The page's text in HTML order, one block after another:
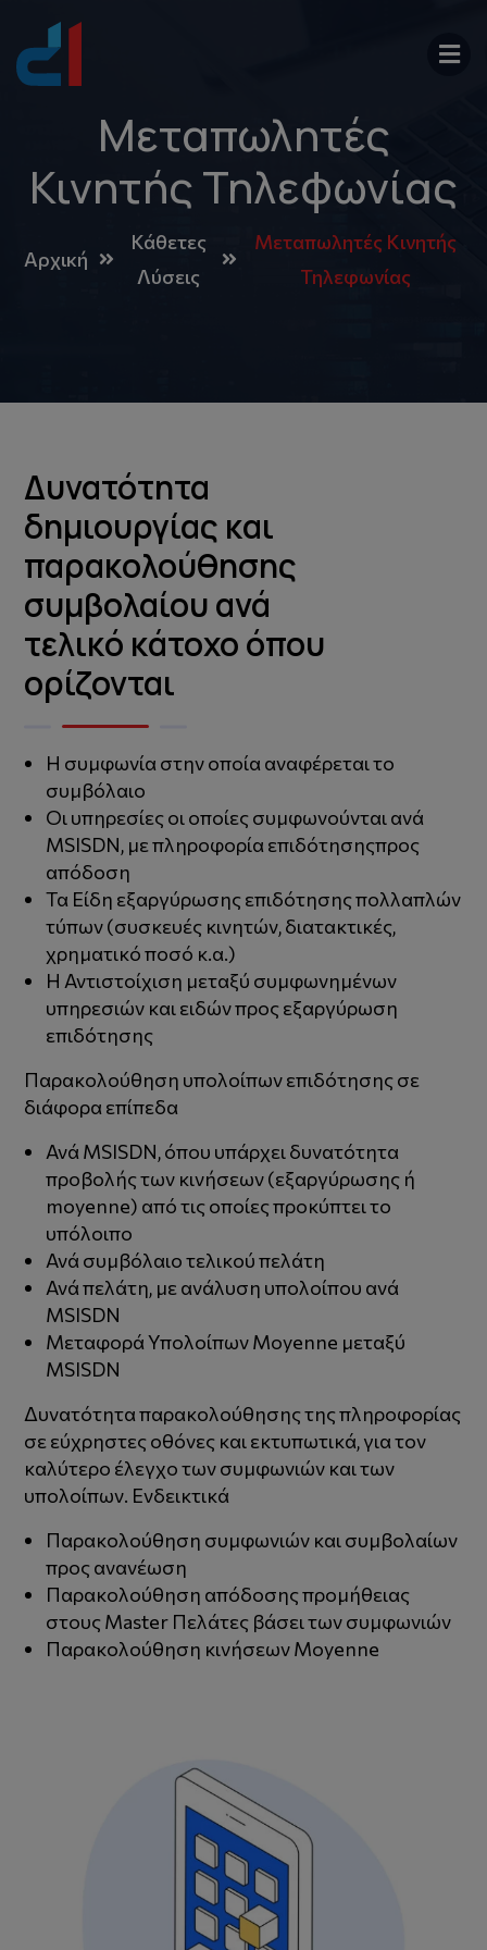
Μεταπωλητές
Κινητής Τηλεφωνίας
Αρχική
Κάθετες
Λύσεις
Μεταπωλητές Κινητής
Τηλεφωνίας
Δυνατότητα
δημιουργίας και
παρακολούθησης
συμβολαίου ανά
τελικό κάτοχο όπου
ορίζονται
Η συμφωνία στην οποία αναφέρεται το
συμβόλαιο
Οι υπηρεσίες οι οποίες συμφωνούνται ανά
MSISDN, με πληροφορία επιδότησηςπρος
απόδοση
Τα Είδη εξαργύρωσης επιδότησης πολλαπλών
τύπων (συσκευές κινητών, διατακτικές,
χρηματικό ποσό κ.α.)
Η Αντιστοίχιση μεταξύ συμφωνημένων
υπηρεσιών και ειδών προς εξαργύρωση
επιδότησης
Παρακολούθηση υπολοίπων επιδότησης σε
διάφορα επίπεδα
Ανά MSISDN, όπου υπάρχει δυνατότητα
προβολής των κινήσεων (εξαργύρωσης ή
moyenne) από τις οποίες προκύπτει το
υπόλοιπο
Ανά συμβόλαιο τελικού πελάτη
Ανά πελάτη, με ανάλυση υπολοίπου ανά
MSISDN
Μεταφορά Υπολοίπων Moyenne μεταξύ
MSISDN
Δυνατότητα παρακολούθησης της πληροφορίας
σε εύχρηστες οθόνες και εκτυπωτικά, για τον
καλύτερο έλεγχο των συμφωνιών και των
υπολοίπων. Ενδεικτικά
Παρακολούθηση συμφωνιών και συμβολαίων
προς ανανέωση
Παρακολούθηση απόδοσης προμήθειας
στους Master Πελάτες βάσει των συμφωνιών
Παρακολούθηση κινήσεων Moyenne